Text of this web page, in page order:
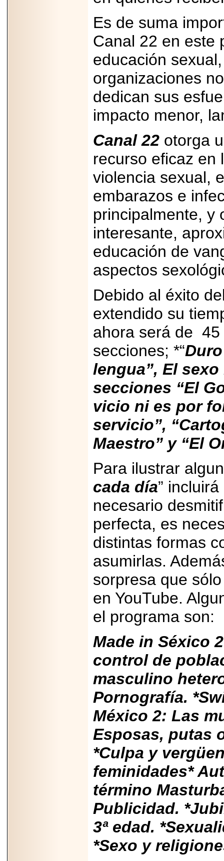
Es de suma
Canal 22 en este
educación
organizaciones
dedican sus
impacto menor,
Canal 22 otorga
recurso eficaz en
violencia sexual,
embarazos e
principalmente, y
interesante,
educación de
aspectos
Debido al éxito
extendido su
ahora será de 45
secciones; *“
lengua”, El
secciones “El
vicio ni es por
servicio”,
Maestro” y “El
Para ilustrar
cada día”
necesario
perfecta, es
distintas formas
asumirlas.
sorpresa que
en YouTube.
el programa son:
Made in Séxico
control de
masculino
Pornografía.
México 2: Las
Esposas, putas
*Culpa y
feminidades*
término
Publicidad.
3ª edad.
*Sexo y